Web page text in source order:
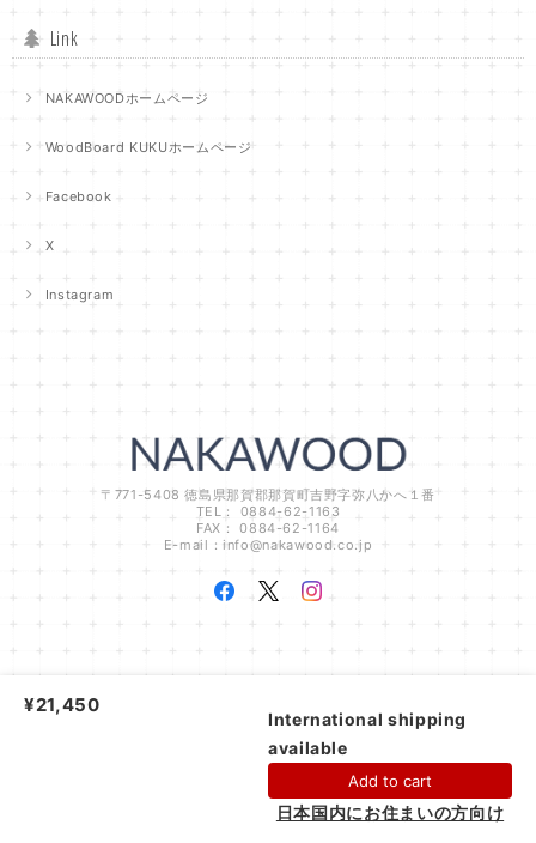
Link
NAKAWOODホームページ
WoodBoard KUKUホームページ
Facebook
X
Instagram
〒771-5408 徳島県那賀郡那賀町吉野字弥八かへ１番
TEL： 0884-62-1163
FAX： 0884-62-1164
E-mail：info@nakawood.co.jp
NAKAWOODオンラインショップ |
く表記
¥21,450
International shipping
available
Add to cart
日本国内にお住まいの方向け
ショップに質問する